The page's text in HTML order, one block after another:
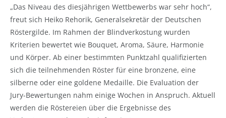
„Das Niveau des diesjährigen Wettbewerbs war sehr hoch“,
freut sich Heiko Rehorik, Generalsekretär der Deutschen
Röstergilde. Im Rahmen der Blindverkostung wurden
Kriterien bewertet wie Bouquet, Aroma, Säure, Harmonie
und Körper. Ab einer bestimmten Punktzahl qualifizierten
sich die teilnehmenden Röster für eine bronzene, eine
silberne oder eine goldene Medaille. Die Evaluation der
Jury-Bewertungen nahm einige Wochen in Anspruch. Aktuell
werden die Röstereien über die Ergebnisse des